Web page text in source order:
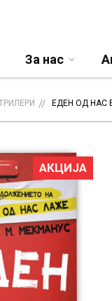
За нас
ЕДЕН ОД НАС
АКЦИЈА